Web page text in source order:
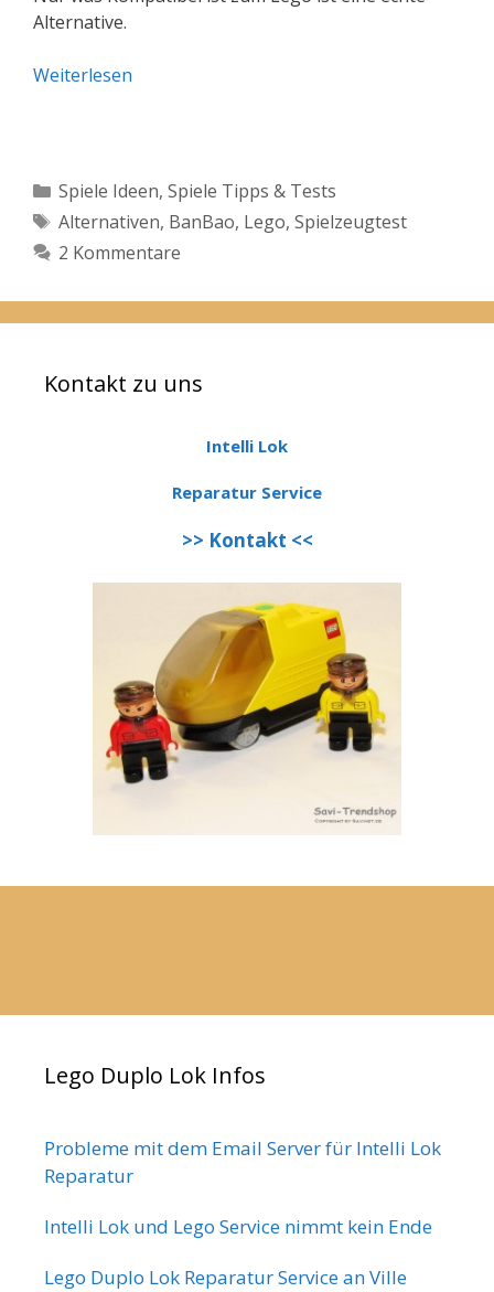
Alternative.
Weiterlesen
Kategorien
Spiele Ideen, Spiele Tipps & Tests
Schlagwörter
Alternativen, BanBao, Lego, Spielzeugtest
2 Kommentare
Kontakt zu uns
Intelli Lok
Reparatur Service
>> Kontakt <<
Lego Duplo Lok Infos
Probleme mit dem Email Server für Intelli Lok
Reparatur
Intelli Lok und Lego Service nimmt kein Ende
Lego Duplo Lok Reparatur Service an Ville